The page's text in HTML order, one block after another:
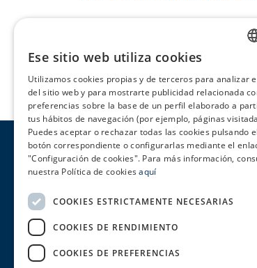
AVÍCOLA DE GALICIA,
S.A.U.
Barragáns, 34
Tel. +34 986 833 100
Ese sitio web utiliza cookies
Utilizamos cookies propias y de terceros para analizar
del sitio web y para mostrarte publicidad relacionada
preferencias sobre la base de un perfil elaborado a
tus hábitos de navegación (por ejemplo, páginas
Puedes aceptar o rechazar todas las cookies pulsando el
botón correspondiente o configurarlas mediante el
"Configuración de cookies". Para más información,
nuestra Política de cookies aquí
COOKIES ESTRICTAMENTE NECESARIAS
COOKIES DE RENDIMIENTO
COOKIES DE PREFERENCIAS